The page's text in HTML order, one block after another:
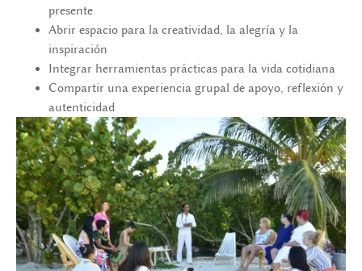
presente
Abrir espacio para la creatividad, la alegría y la
inspiración
Integrar herramientas prácticas para la vida cotidiana
Compartir una experiencia grupal de apoyo, reflexión y
autenticidad